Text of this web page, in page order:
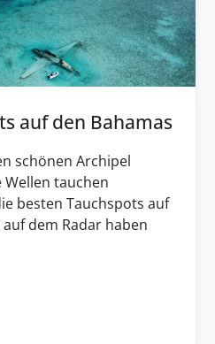
auf den Bahamas
schönen Archipel
tauchen
besten Tauchspots auf
dem Radar haben